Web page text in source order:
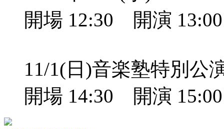
開場 12:30 開演
11/1(日)音楽塾特別公
開場 14:30 開演